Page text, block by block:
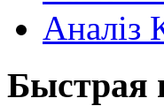
Аналіз
Быстрая